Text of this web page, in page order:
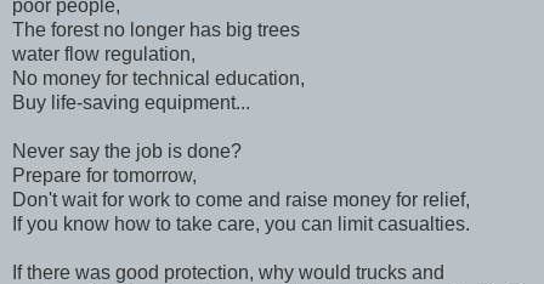
poor people,
The forest no longer has big trees
water flow regulation,
No money for technical education,
Buy life-saving equipment...
Never say the job is done?
Prepare for tomorrow,
Don't wait for work to come and raise money for relief,
If you know how to take care, you can limit casualties.
If there was good protection, why would trucks and